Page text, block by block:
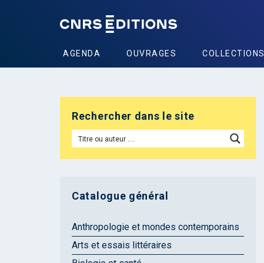
AGENDA OUVRAGES COLLECTIONS
Rechercher dans le site
Catalogue général
Anthropologie et mondes contemporains
Arts et essais littéraires